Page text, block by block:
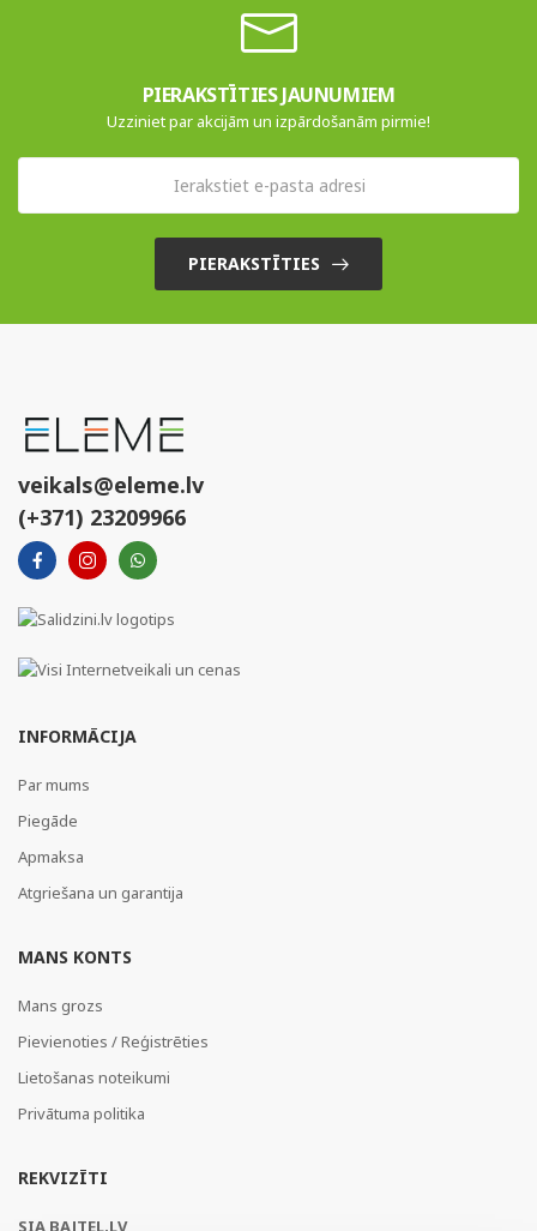
PIERAKSTĪTIES JAUNUMIEM
Uzziniet par akcijām un izpārdošanām pirmie!
PIERAKSTĪTIES
veikals@eleme.lv
(+371) 23209966
INFORMĀCIJA
Par mums
Piegāde
Apmaksa
Atgriešana un garantija
MANS KONTS
Mans grozs
Pievienoties / Reģistrēties
Lietošanas noteikumi
Privātuma politika
REKVIZĪTI
SIA BAJTEL.LV